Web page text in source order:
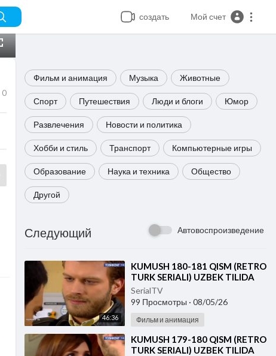
создать Мой счет
Фильм и анимация Музыка Животные
Спорт Путешествия Люди и блоги Юмор
Развлечения Новости и политика
Хобби и стиль Транспорт Компьютерные игры
Образование Наука и техника Общество
Другой
Следующий Автовоспроизведение
46:36
⁣KUMUSH 180-181 QISM (RETRO
TURK SERIALI) UZBEK TILIDA
SerialTV
99 Просмотры · 08/05/26
Фильм и анимация
⁣KUMUSH 179-180 QISM (RETRO
TURK SERIALI) UZBEK TILIDA
0